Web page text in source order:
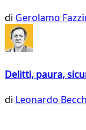
di Gerolamo
Delitti, paura,
di Leonardo